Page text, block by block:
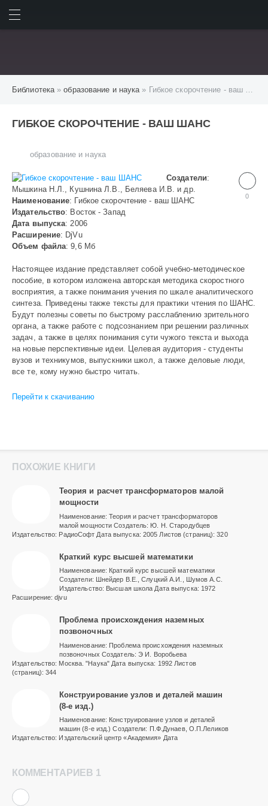
Библиотека»образование и наука» Гибкое скорочтение - ваш ШАНС
ГИБКОЕ СКОРОЧТЕНИЕ - ВАШ ШАНС
образование и наука
0
Создатели:
Мышкина Н.Л., Кушнина Л.В., Беляева И.В. и др.
Наименование: Гибкое скорочтение - ваш ШАНС
Издательство: Восток - Запад
Дата выпуска: 2006
Расширение: DjVu
Объем файла: 9,6 Мб
Настоящее издание представляет собой учебно-методическое
пособие, в котором изложена авторская методика скоростного
восприятия, а также понимания учения по шкале аналитического
синтеза. Приведены также тексты для практики чтения по ШАНС.
Будут полезны советы по быстрому расслаблению зрительного
органа, а также работе с подсознанием при решении различных
задач, а также в целях понимания сути чужого текста и выхода
на новые перспективные идеи. Целевая аудитория - студенты
вузов и техникумов, выпускники школ, а также деловые люди,
все те, кому нужно быстро читать.
Перейти к скачиванию
ПОХОЖИЕ КНИГИ
Теория и расчет трансформаторов малой
мощности
Наименование: Теория и расчет трансформаторов
малой мощности Создатель: Ю. Н. Стародубцев
Издательство: РадиоСофт Дата выпуска: 2005 Листов (страниц): 320
Краткий курс высшей математики
Наименование: Краткий курс высшей математики
Создатели: Шнейдер В.Е., Слуцкий А.И., Шумов А.С.
Издательство: Высшая школа Дата выпуска: 1972
Расширение: djvu
Проблема происхождения наземных
позвоночных
Наименование: Проблема происхождения наземных
позвоночных Создатель: Э И. Воробьева
Издательство: Москва. "Наука" Дата выпуска: 1992 Листов
(страниц): 344
Конструирование узлов и деталей машин
(8-е изд.)
Наименование: Конструирование узлов и деталей
машин (8-е изд.) Создатели: П.Ф.Дунаев, О.П.Леликов
Издательство: Издательский центр «Академия» Дата
КОММЕНТАРИЕВ 1